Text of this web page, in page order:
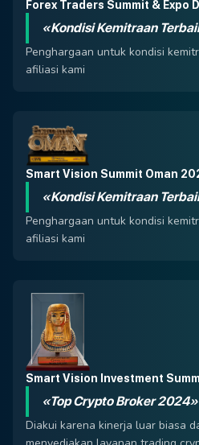
Forex Traders Summit & Expo
«Kondisi Kemitraan
Penghargaan untuk kondisi
afiliasi kami
Smart Vision Summit Oman
«Kondisi Kemitraan
Penghargaan untuk kondisi
afiliasi kami
Smart Vision Investment
«Top Crypto Broker 2024»
Diakui karena kinerja luar biasa